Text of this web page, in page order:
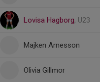
Lovisa Hagborg, U23
Majken Arnesson
Olivia Gillmor